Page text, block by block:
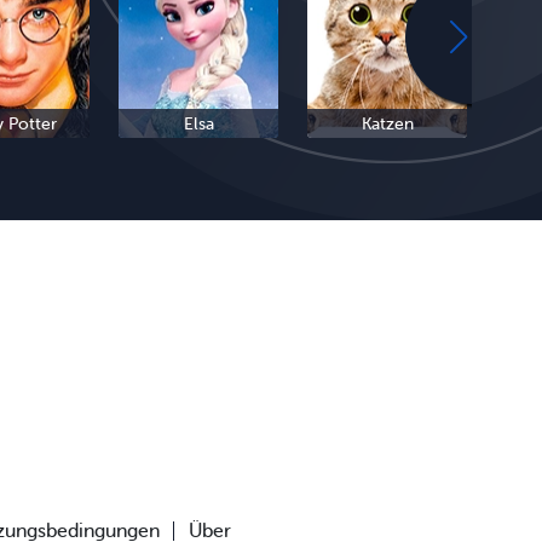
Potter Elsa Katzen
Über